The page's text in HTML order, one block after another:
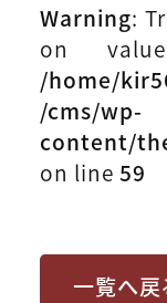
Warning:
on
/home/
/cms/wp-
content/
on line 59
一覧へ戻